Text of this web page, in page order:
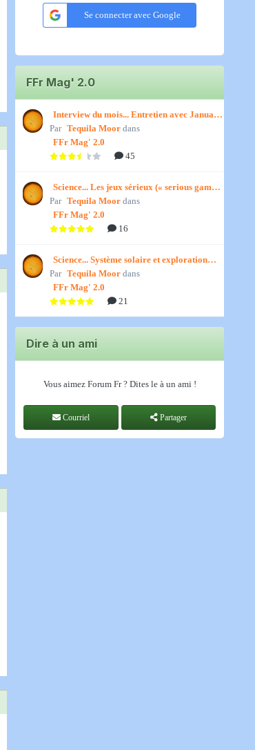
Se connecter avec Google
FFr Mag' 2.0
Interview du mois... Entretien avec January,
par Titenath
Par Tequila Moor dans
FFr Mag' 2.0
45
Science... Les jeux sérieux (« serious games
») par Jedino
Par Tequila Moor dans
FFr Mag' 2.0
16
Science... Système solaire et exploration
spatiale, par Jedino
Par Tequila Moor dans
FFr Mag' 2.0
21
Dire à un ami
Vous aimez Forum Fr ? Dites le à un ami !
Courriel Partager